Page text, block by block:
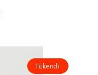
Tükendi